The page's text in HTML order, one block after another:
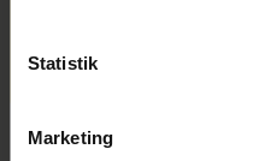
generere statistik og
Statistik
Marketing
elsker